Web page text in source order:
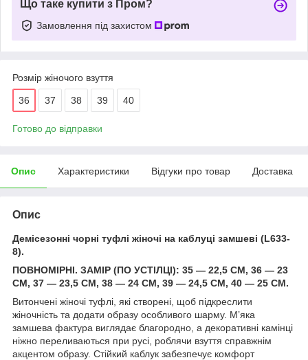
Що таке купити з Пром?
Замовлення під захистом
Розмір жіночого взуття
36 37 38 39 40
Готово до відправки
Опис Характеристики Відгуки про товар Доставка
Опис
Демісезонні чорні туфлі жіночі на каблуці замшеві (L633-
8).
ПОВНОМІРНІ. ЗАМІР (ПО УСТІЛЦІ): 35 — 22,5 СМ, 36 — 23
СМ, 37 — 23,5 СМ, 38 — 24 СМ, 39 — 24,5 СМ, 40 — 25 СМ.
Витончені жіночі туфлі, які створені, щоб підкреслити
жіночність та додати образу особливого шарму. М’яка
замшева фактура виглядає благородно, а декоративні камінці
ніжно переливаються при русі, роблячи взуття справжнім
акцентом образу. Стійкий каблук забезпечує комфорт